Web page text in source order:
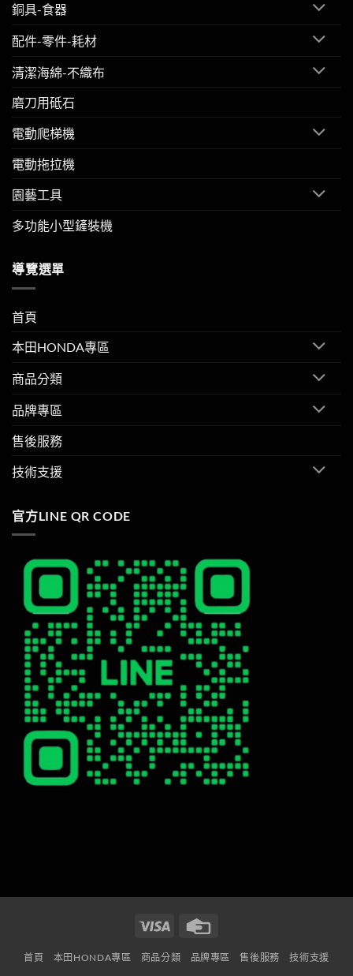
銅具-食器
配件-零件-耗材
清潔海綿-不織布
磨刀用砥石
電動爬梯機
電動拖拉機
園藝工具
多功能小型鏟裝機
導覽選單
首頁
本田HONDA專區
商品分類
品牌專區
售後服務
技術支援
官方LINE QR CODE
Visa
首頁 本田HONDA專區 商品分類 品牌專區 售後服務 技術支援